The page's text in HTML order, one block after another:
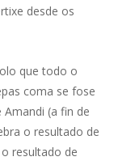
desde os
que todo o
coma se fose
Amandi (a fin de
o resultado de
resultado de